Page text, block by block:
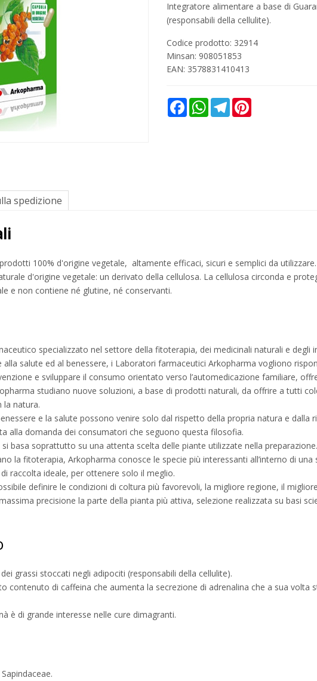
Integratore alimentare a base di
(responsabili della cellulite).
Codice prodotto: 32914
Minsan: 908051853
EAN: 3578831410413
FacebookWhatsAppTelegramPinterest
spedizione
100% d'origine vegetale, altamente efficaci, sicuri e semplici da
d'origine vegetale: un derivato della cellulosa. La cellulosa circonda e
e non contiene né glutine, né conservanti.
specializzato nel settore della fitoterapia, dei medicinali naturali e degli
salute ed al benessere, i Laboratori farmaceutici Arkopharma vogliono
e sviluppare il consumo orientato verso l’automedicazione familiare,
studiano nuove soluzioni, a base di prodotti naturali, da offrire a tutti
la natura.
e la salute possono venire solo dal rispetto della propria natura e
alla domanda dei consumatori che seguono questa filosofia.
basa soprattutto su una attenta scelta delle piante utilizzate nella preparazione.
la fitoterapia, Arkopharma conosce le specie più interessanti all’interno di una
raccolta ideale, per ottenere solo il meglio.
definire le condizioni di coltura più favorevoli, la migliore regione, il
precisione la parte della pianta più attiva, selezione realizzata su basi
grassi stoccati negli adipociti (responsabili della cellulite).
contenuto di caffeina che aumenta la secrezione di adrenalina che a sua volta
è di grande interesse nelle cure dimagranti.